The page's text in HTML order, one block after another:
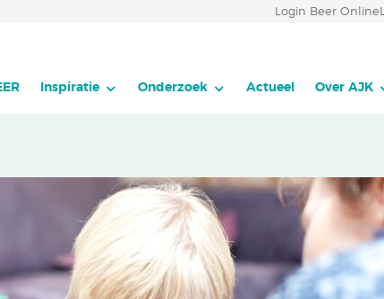
Login Beer Online
Inspiratie Onderzoek Actueel Over AJK